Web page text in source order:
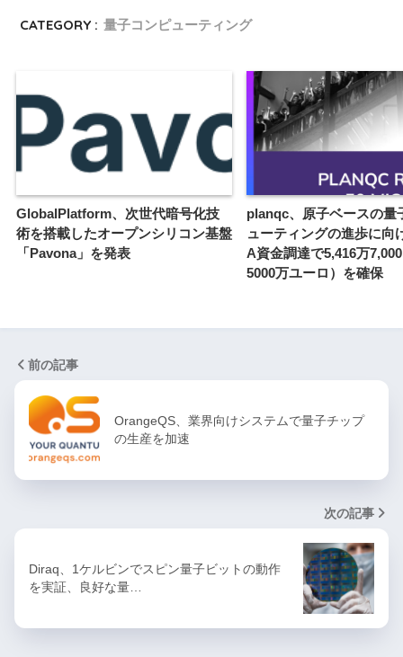
CATEGORY : 量子コンピューティング
GlobalPlatform、次世代暗号化技
術を搭載したオープンシリコン基盤
「Pavona」を発表
planqc、原子ベースの量
ューティングの進歩に向
A資金調達で5,416万
5000万ユーロ）を確保
前の記事
OrangeQS、業界向けシステムで量子チップ
の生産を加速
次の記事
Diraq、1ケルビンでスピン量子ビットの動作
を実証、良好な量…